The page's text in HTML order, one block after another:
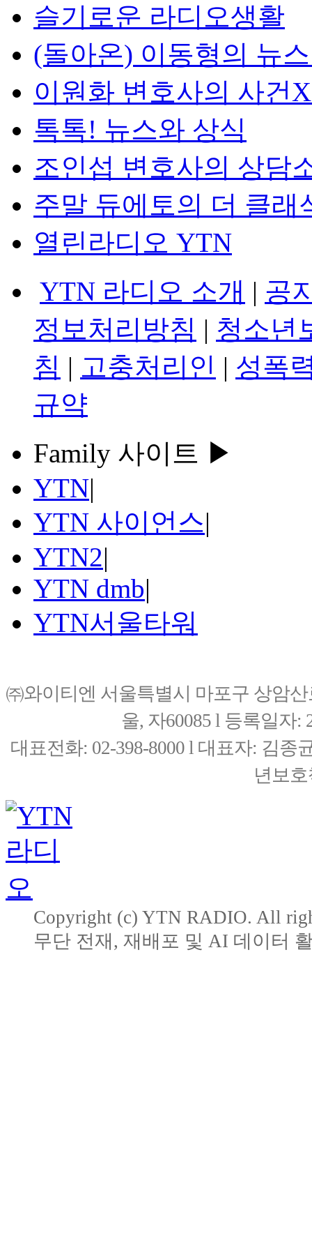
슬기로운 라디오생활
(돌아온) 이동형의 뉴
이원화 변호사의 사건
톡톡! 뉴스와 상식
조인섭 변호사의 상담
주말 듀에토의 더 클래
열린라디오 YTN
YTN 라디오 소개 | 공
정보처리방침 | 청소년
침 | 고충처리인 | 성폭
규약
Family 사이트 ▶
YTN|
YTN 사이언스|
YTN2|
YTN dmb|
YTN서울타워
㈜와이티엔 서울특별시 마포구 상암
울, 자60085 l 등록일자:
대표전화: 02-398-8000 l 대표자: 김종
년보
Copyright (c) YTN RADIO. All
무단 전재, 재배포 및 AI 데이터